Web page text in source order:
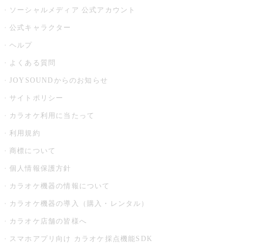
ソーシャルメディア 公式アカウント
公式キャラクター
ヘルプ
よくある質問
JOYSOUNDからのお知らせ
サイトポリシー
カラオケ利用に当たって
利用規約
商標について
個人情報保護方針
カラオケ機器の情報について
カラオケ機器の導入（購入・レンタル）
カラオケ店舗の皆様へ
スマホアプリ向け カラオケ採点機能SDK